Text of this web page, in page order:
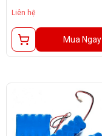
Liên hệ
Mua Ngay